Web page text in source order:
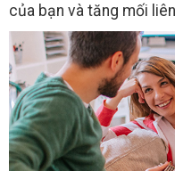
của bạn và tăng mối